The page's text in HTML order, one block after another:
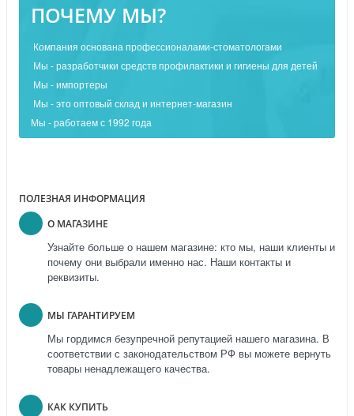
ПОЧЕМУ МЫ?
Компания основана профессионалами-стоматологами
Мы - разработчики средств профилактики и гигиены для детей
Мы - импортеры
Мы - это оптовый склад и интернет-магазин
Мы - работаем с 1992 года
ПОЛЕЗНАЯ ИНФОРМАЦИЯ
О МАГАЗИНЕ
Узнайте больше о нашем магазине: кто мы, наши клиенты и
почему они выбрали именно нас. Наши контакты и
реквизиты.
МЫ ГАРАНТИРУЕМ
Мы гордимся безупречной репутацией нашего магазина. В
соответствии с законодательством РФ вы можете вернуть
товары ненадлежащего качества.
КАК КУПИТЬ